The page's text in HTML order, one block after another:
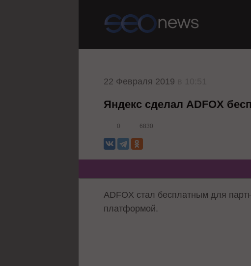
22 Февраля 2019
Яндекс сделал ADFOX
0 6830
ADFOX стал бесплатным для
платформой.